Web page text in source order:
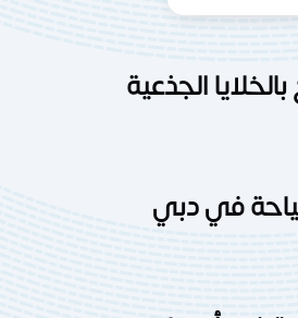
الجذعية
في دبي